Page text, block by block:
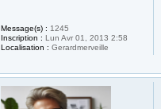
Message(s) : 1245
Inscription : Lun Avr 01, 2013 2:58
Localisation : Gerardmerveille